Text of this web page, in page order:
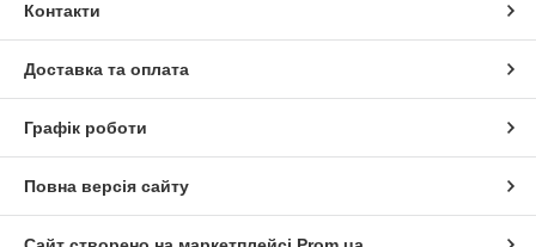
Контакти
Доставка та оплата
Графік роботи
Повна версія сайту